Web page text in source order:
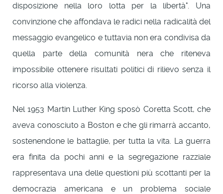
disposizione nella loro lotta per la libertà". Una
convinzione che affondava le radici nella radicalità del
messaggio evangelico e tuttavia non era condivisa da
quella parte della comunità nera che riteneva
impossibile ottenere risultati politici di rilievo senza il
ricorso alla violenza.
Nel 1953 Martin Luther King sposò Coretta Scott, che
aveva conosciuto a Boston e che gli rimarrà accanto,
sostenendone le battaglie, per tutta la vita. La guerra
era finita da pochi anni e la segregazione razziale
rappresentava una delle questioni più scottanti per la
democrazia americana e un problema sociale